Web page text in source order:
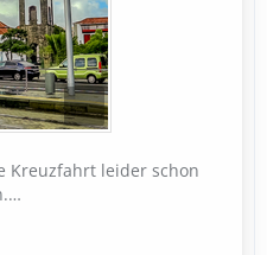
Kreuzfahrt leider schon